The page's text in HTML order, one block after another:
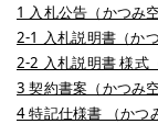
1 入札公告（かつみ
2-1 入札説明書（か
2-2 入札説明書 様式
3 契約書案（かつみ
4 特記仕様書 （かつ